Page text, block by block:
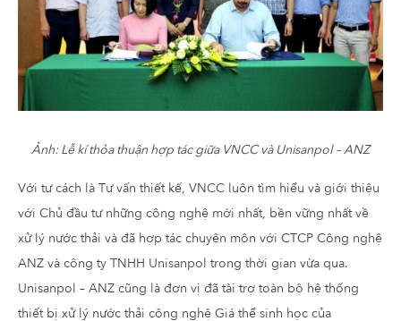
Ảnh: Lễ kí thỏa thuận hợp tác giữa VNCC và Unisanpol – ANZ
Với tư cách là Tư vấn thiết kế, VNCC luôn tìm hiểu và giới thiệu
với Chủ đầu tư những công nghệ mới nhất, bền vững nhất về
xử lý nước thải và đã hợp tác chuyên môn với CTCP Công nghệ
ANZ và công ty TNHH Unisanpol trong thời gian vừa qua.
Unisanpol – ANZ cũng là đơn vị đã tài trợ toàn bộ hệ thống
thiết bị xử lý nước thải công nghệ Giá thể sinh học của